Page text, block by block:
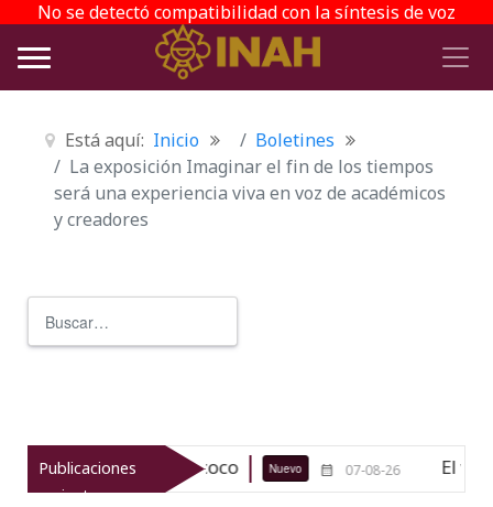
No se detectó compatibilidad con la síntesis de voz
Está aquí: Inicio
Boletines
La exposición Imaginar el fin de los tiempos
será una experiencia viva en voz de académicos
y creadores
Publicaciones
recientes
de Texcoco 07-08-26 El viaje del jíkuri: